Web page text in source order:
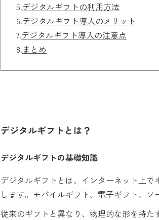
5.デジタルギフトの利用方法
6.デジタルギフト導入のメリット
7.デジタルギフト導入の注意点
8.まとめ
デジタルギフトとは？
デジタルギフトの基礎知識
デジタルギフトとは、インターネット上
します。モバイルギフト、電子ギフト、ソ
従来のギフトと異なり、物理的な形を持た